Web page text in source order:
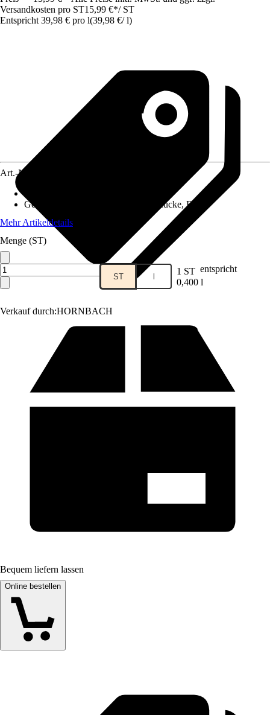
Versandkosten pro ST15,99 €*/ ST
Entspricht 39,98 € pro l(39,98 €/ l)
Verkauf durch:HORNBACH
Art.-Nr.
Geeignet gegen
Wespen, Spinne, Mücke, Fliege
Mehr Artikeldetails
Menge (ST)
ST l 1 ST entspricht
0,400 l
Bequem liefern lassen
Online bestellen